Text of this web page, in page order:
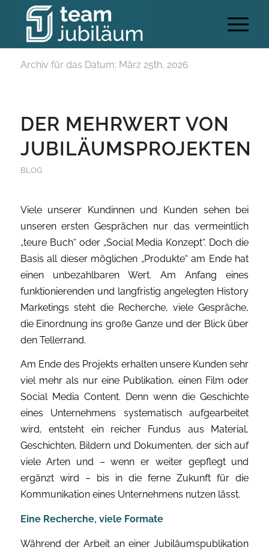
Archiv für das Datum: März 25th, 2026
DER MEHRWERT VON
JUBILÄUMSPROJEKTEN
BLOG
Viele unserer Kundinnen und Kunden sehen bei
unseren ersten Gesprächen nur das vermeintlich
„teure Buch“ oder „Social Media Konzept“. Doch die
Basis all dieser möglichen „Produkte“ am Ende hat
einen unbezahlbaren Wert. Am Anfang eines
funktionierenden und langfristig angelegten History
Marketings steht die Recherche, viele Gespräche,
die Einordnung ins große Ganze und der Blick über
den Tellerrand.
Am Ende des Projekts erhalten unsere Kunden sehr
viel mehr als nur eine Publikation, einen Film oder
Social Media Content. Denn wenn die Geschichte
eines Unternehmens systematisch aufgearbeitet
wird, entsteht ein reicher Fundus aus Material,
Geschichten, Bildern und Dokumenten, der sich auf
viele Arten und – wenn er weiter gepflegt und
ergänzt wird – bis in die ferne Zukunft für die
Kommunikation eines Unternehmens nutzen lässt.
Eine Recherche, viele Formate
Während der Arbeit an einer Jubiläumspublikation